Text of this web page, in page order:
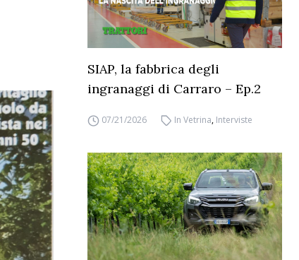
SIAP, la fabbrica degli
ingranaggi di Carraro – Ep.2
07/21/2026 In Vetrina, Interviste